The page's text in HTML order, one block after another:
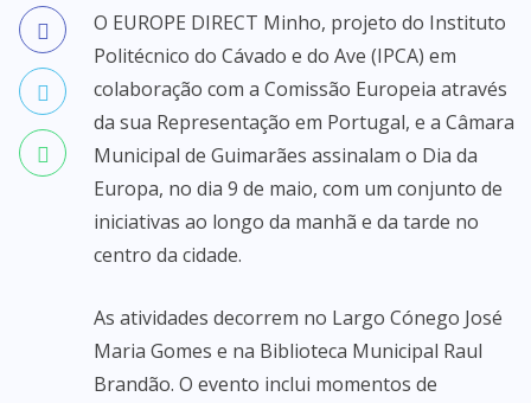
O EUROPE DIRECT Minho, projeto do Instituto
Politécnico do Cávado e do Ave (IPCA) em
colaboração com a Comissão Europeia através
da sua Representação em Portugal, e a Câmara
Municipal de Guimarães assinalam o Dia da
Europa, no dia 9 de maio, com um conjunto de
iniciativas ao longo da manhã e da tarde no
centro da cidade.
As atividades decorrem no Largo Cónego José
Maria Gomes e na Biblioteca Municipal Raul
Brandão. O evento inclui momentos de